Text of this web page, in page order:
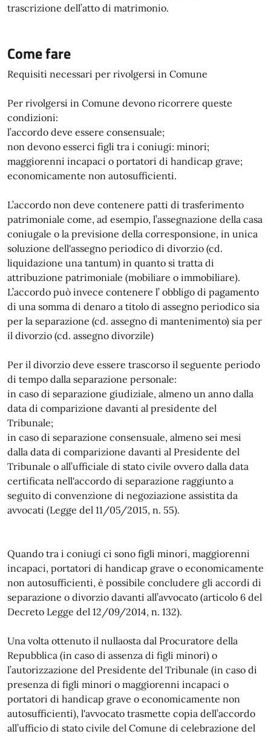
trascrizione dell’atto di matrimonio.
Come fare
Requisiti necessari per rivolgersi in Comune
Per rivolgersi in Comune devono ricorrere queste
condizioni:
l’accordo deve essere consensuale;
non devono esserci figli tra i coniugi: minori;
maggiorenni incapaci o portatori di handicap grave;
economicamente non autosufficienti.
L’accordo non deve contenere patti di trasferimento
patrimoniale come, ad esempio, l’assegnazione della casa
coniugale o la previsione della corresponsione, in unica
soluzione dell'assegno periodico di divorzio (cd.
liquidazione una tantum) in quanto si tratta di
attribuzione patrimoniale (mobiliare o immobiliare).
L’accordo può invece contenere l’ obbligo di pagamento
di una somma di denaro a titolo di assegno periodico sia
per la separazione (cd. assegno di mantenimento) sia per
il divorzio (cd. assegno divorzile)
Per il divorzio deve essere trascorso il seguente periodo
di tempo dalla separazione personale:
in caso di separazione giudiziale, almeno un anno dalla
data di comparizione davanti al presidente del
Tribunale;
in caso di separazione consensuale, almeno sei mesi
dalla data di comparizione davanti al Presidente del
Tribunale o all’ufficiale di stato civile ovvero dalla data
certificata nell'accordo di separazione raggiunto a
seguito di convenzione di negoziazione assistita da
avvocati (Legge del 11/05/2015, n. 55).
Quando tra i coniugi ci sono figli minori, maggiorenni
incapaci, portatori di handicap grave o economicamente
non autosufficienti, è possibile concludere gli accordi di
separazione o divorzio davanti all’avvocato (articolo 6 del
Decreto Legge del 12/09/2014, n. 132).
Una volta ottenuto il nullaosta dal Procuratore della
Repubblica (in caso di assenza di figli minori) o
l’autorizzazione del Presidente del Tribunale (in caso di
presenza di figli minori o maggiorenni incapaci o
portatori di handicap grave o economicamente non
autosufficienti), l'avvocato trasmette copia dell’accordo
all’ufficio di stato civile del Comune di celebrazione del